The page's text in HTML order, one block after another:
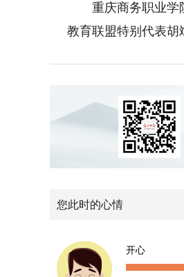
重庆商务职业学院
教育联盟特别代表胡
您此时的心情
开心